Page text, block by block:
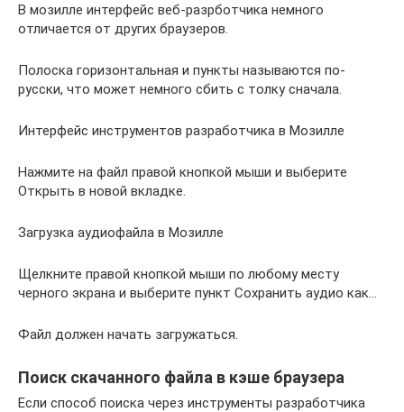
В мозилле интерфейс веб-разрботчика немного
отличается от других браузеров.
Полоска горизонтальная и пункты называются по-
русски, что может немного сбить с толку сначала.
Интерфейс инструментов разработчика в Мозилле
Нажмите на файл правой кнопкой мыши и выберите
Открыть в новой вкладке.
Загрузка аудиофайла в Мозилле
Щелкните правой кнопкой мыши по любому месту
черного экрана и выберите пункт Сохранить аудио как…
Файл должен начать загружаться.
Поиск скачанного файла в кэше браузера
Если способ поиска через инструменты разработчика